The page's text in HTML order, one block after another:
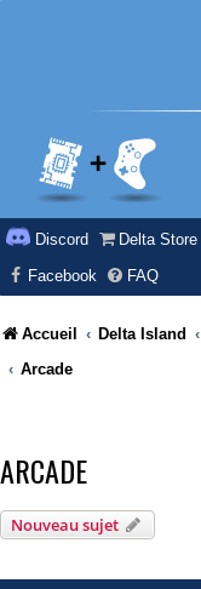
Discord Delta Store
Facebook
FAQ
Accueil Delta Island
Arcade
ARCADE
Nouveau sujet